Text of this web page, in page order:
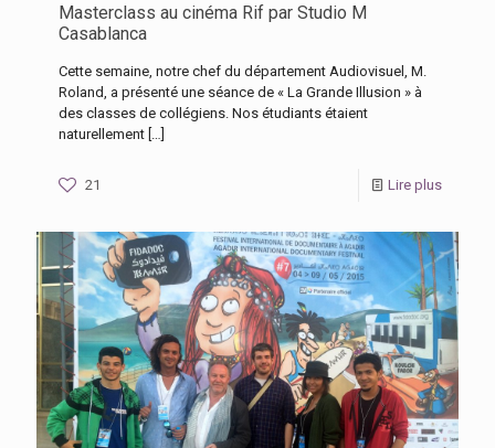
Masterclass au cinéma Rif par Studio M
Casablanca
Cette semaine, notre chef du département Audiovisuel, M.
Roland, a présenté une séance de « La Grande Illusion » à
des classes de collégiens. Nos étudiants étaient
naturellement […]
21 Lire plus